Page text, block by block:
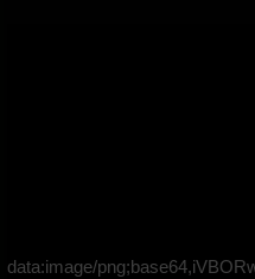
data:image/